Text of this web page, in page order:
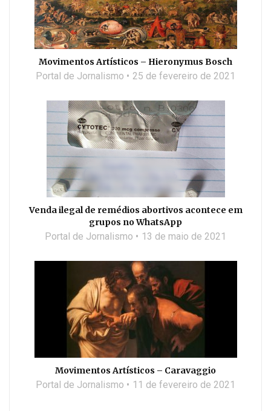
Movimentos Artísticos – Hieronymus Bosch
Portal de Jornalismo 25 de fevereiro de 2021
Venda ilegal de remédios abortivos acontece em
grupos no WhatsApp
Portal de Jornalismo 13 de maio de 2021
Movimentos Artísticos – Caravaggio
Portal de Jornalismo 11 de fevereiro de 2021